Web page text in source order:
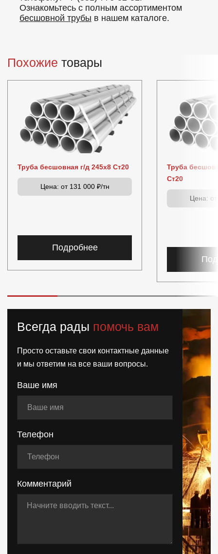
Ознакомьтесь с полным ассортиментом
бесшовной трубы в нашем каталоге.
Похожие товары
Труба бесшовная г/д 245х8 Ст20
Цена: от 131 000 ₽/тн
Подробнее
Труба
Ст20
Цена:
Всегда рады помочь вам
Просто оставьте свои контактные данные
и мы ответим на все ваши вопросы.
Ваше имя
Телефон
Комментарий